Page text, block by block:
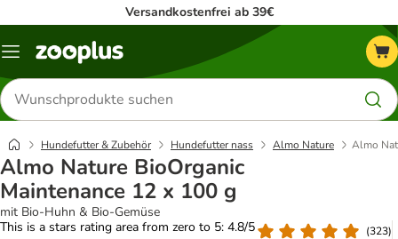
Versandkostenfrei ab 39€
Menü
Produkte
suchen
Hundefutter & Zubehör Hundefutter nass Almo Nature Almo
Almo Nature BioOrganic
Maintenance 12 x 100 g
mit Bio-Huhn & Bio-Gemüse
This is a stars rating area from zero to 5: 4.8/5
(323)